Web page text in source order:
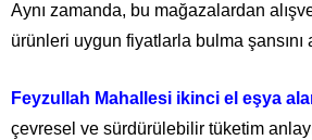
Aynı zamanda, bu mağazalardan
ürünleri uygun fiyatlarla bulma şansını
Feyzullah Mahallesi ikinci el eşya
çevresel ve sürdürülebilir tüketim